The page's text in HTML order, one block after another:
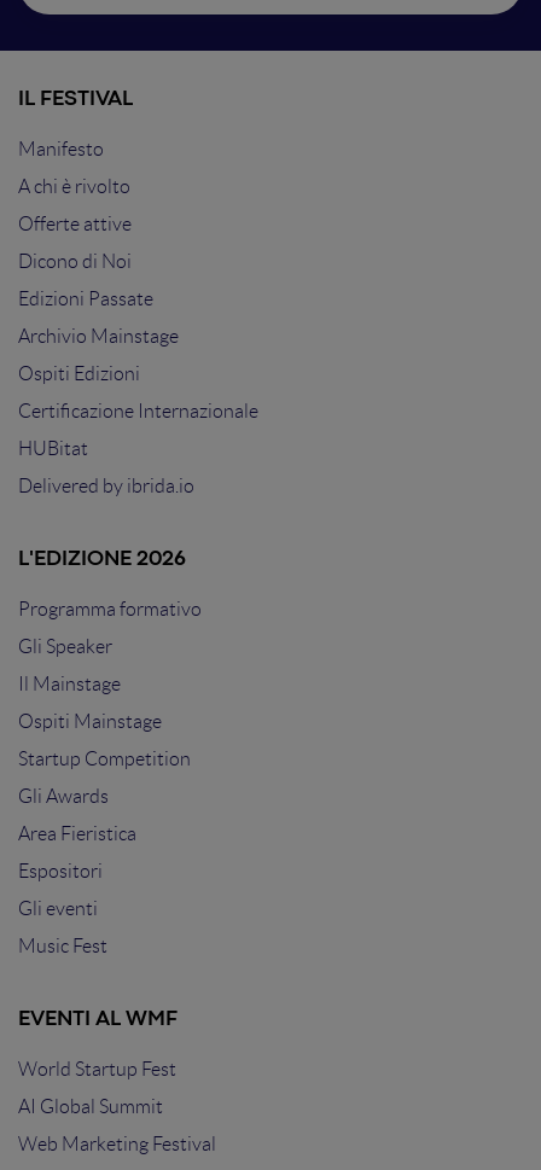
IL FESTIVAL
Manifesto
A chi è rivolto
Offerte attive
Dicono di Noi
Edizioni Passate
Archivio Mainstage
Ospiti Edizioni
Certificazione Internazionale
HUBitat
Delivered by ibrida.io
L'EDIZIONE 2026
Programma formativo
Gli Speaker
Il Mainstage
Ospiti Mainstage
Startup Competition
Gli Awards
Area Fieristica
Espositori
Gli eventi
Music Fest
EVENTI AL WMF
World Startup Fest
AI Global Summit
Web Marketing Festival